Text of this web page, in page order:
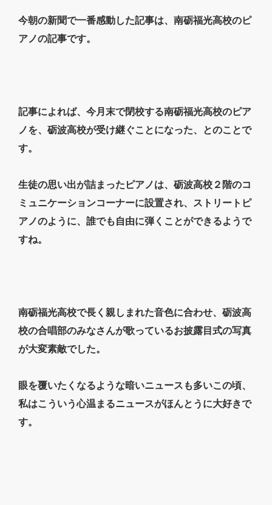
今朝の新聞で一番感動した記事は、南砺福光高校のピ
アノの記事です。
記事によれば、今月末で閉校する南砺福光高校のピア
ノを、砺波高校が受け継ぐことになった、とのことで
す。
生徒の思い出が詰まったピアノは、砺波高校２階のコ
ミュニケーションコーナーに設置され、ストリートピ
アノのように、誰でも自由に弾くことができるようで
すね。
南砺福光高校で長く親しまれた音色に合わせ、砺波高
校の合唱部のみなさんが歌っているお披露目式の写真
が大変素敵でした。
眼を覆いたくなるような暗いニュースも多いこの頃、
私はこういう心温まるニュースがほんとうに大好きで
す。